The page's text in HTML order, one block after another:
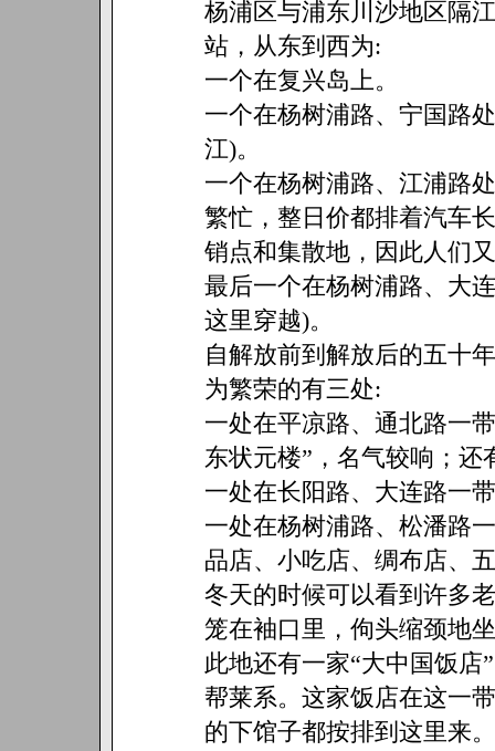
杨浦区与浦东川沙地区隔
站，从东到西为:
一个在复兴岛上。
一个在杨树浦路、宁国路
江)。
一个在杨树浦路、江浦路
繁忙，整日价都排着汽车
销点和集散地，因此人们
最后一个在杨树浦路、大
这里穿越)。
自解放前到解放后的五十
为繁荣的有三处:
一处在平凉路、通北路一
东状元楼”，名气较响；还
一处在长阳路、大连路一
一处在杨树浦路、松潘路
品店、小吃店、绸布店、
冬天的时候可以看到许多
笼在袖口里，佝头缩颈地
此地还有一家“大中国饭
帮莱系。这家饭店在这一
的下馆子都按排到这里来。